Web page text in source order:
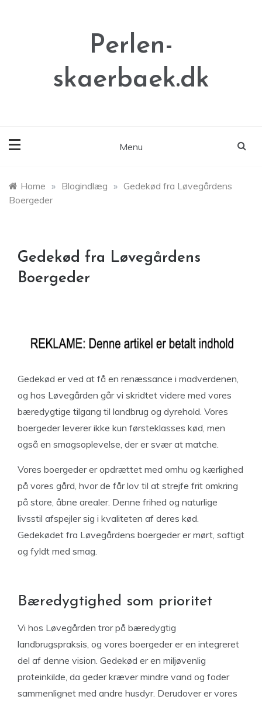
Perlen-
skaerbaek.dk
Menu
Home » Blogindlæg » Gedekød fra Løvegårdens
Boergeder
Gedekød fra Løvegårdens
Boergeder
Gedekød er ved at få en renæssance i madverdenen,
og hos Løvegården går vi skridtet videre med vores
bæredygtige tilgang til landbrug og dyrehold. Vores
boergeder leverer ikke kun førsteklasses kød, men
også en smagsoplevelse, der er svær at matche.
Vores boergeder er opdrættet med omhu og kærlighed
på vores gård, hvor de får lov til at strejfe frit omkring
på store, åbne arealer. Denne frihed og naturlige
livsstil afspejler sig i kvaliteten af deres kød.
Gedekødet fra Løvegårdens boergeder er mørt, saftigt
og fyldt med smag.
Bæredygtighed som prioritet
Vi hos Løvegården tror på bæredygtig
landbrugspraksis, og vores boergeder er en integreret
del af denne vision. Gedekød er en miljøvenlig
proteinkilde, da geder kræver mindre vand og foder
sammenlignet med andre husdyr. Derudover er vores